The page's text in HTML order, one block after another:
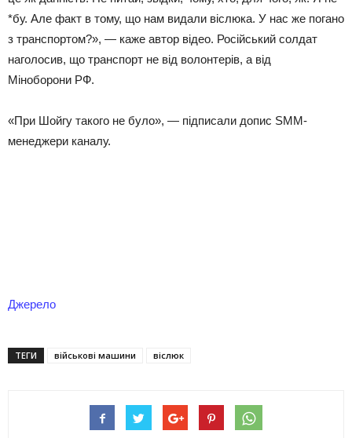
*бу. Але факт в тому, що нам видали віслюка. У нас же погано
з транспортом?», — каже автор відео. Російський солдат
наголосив, що транспорт не від волонтерів, а від
Міноборони РФ.
«При Шойгу такого не було», — підписали допис SMM-
менеджери каналу.
Джерело
ТЕГИ військові машини віслюк